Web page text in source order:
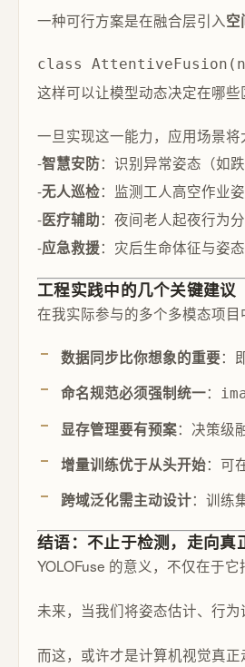
一种可行方案是在融合层引入空
class
这样可以让模型动态决定在哪
一旦实现这一能力，应用场景将
-智慧安防：识别异常姿态（如
-无人巡检：监测工人高空作业姿
-医疗辅助：夜间老人起夜行为
-应急救援：灾后生命体征与姿态
工程实践中的几个关键建议
在我实际参与的多个多模态项
数据同步比你想象的重要：
命名规范必须强制统一：
显存管理要有预案：决策级
增量训练优于从头开始：可
跨域泛化需主动设计：训练
结语：不止于检测，走向真
YOLOFuse 的意义，不仅在于
未来，当我们将姿态估计、行
而这，或许才是计算机视觉真